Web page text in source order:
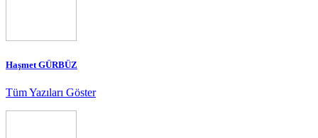
Haşmet GÜRBÜZ
Tüm Yazıları Göster